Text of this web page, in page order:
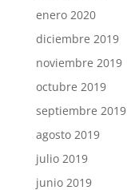
enero 2020
diciembre 2019
noviembre 2019
octubre 2019
septiembre 2019
agosto 2019
julio 2019
junio 2019